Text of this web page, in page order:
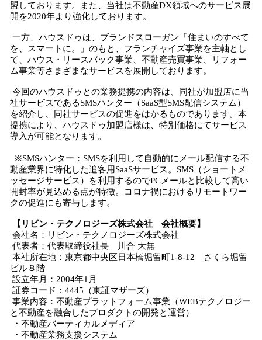
盟しております。また、当社は不動産DX領域へのサービス展
開を2020年より強化しております。
一方、ハウスドゥは、ブランドスローガン「住まいのすべて
を、スマートに。」のもと、フランチャイズ事業を主軸とし
て、ハウス・リースバック事業、不動産売買事業、リフォー
ム事業等さまざまなサービスを展開しております。
今回のハウスドゥとの業務提携の内容は、同社が加盟店に当
社サービスであるSMSハンター（SaaS型SMS配信システム）
を紹介し、同社サービスの促進をはかるものであります。本
提携により、ハウスドゥ加盟店様は、特別価格にてサービス
導入が可能となります。
※SMSハンター：SMSを利用して自動的にメール配信する不
動産業界に特化した追客用SaaSサービス。SMS（ショートメ
ッセージサービス）を利用するのでPCメールと比較して高い
開封率が見込める点が特徴。コロナ禍におけるリモートワー
クの促進にも寄与します。
【リビン・テクノロジーズ株式会社 会社概要】
会社名：リビン・テクノロジーズ株式会社
代表者：代表取締役社長 川合 大無
本社所在地：東京都中央区日本橋堀留町1-8-12 さくら堀留
ビル８階
設立年月：2004年1月
証券コード：4445（東証マザーズ）
事業内容：不動産プラットフォーム事業（WEBテクノロジー
と不動産を融合したプロダクトの開発と運営）
・不動産バーティカルメディア
・不動産業務支援システム